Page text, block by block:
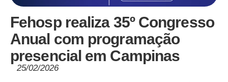
Fehosp realiza 35º Congresso
Anual com programação
presencial em Campinas
25/02/2026